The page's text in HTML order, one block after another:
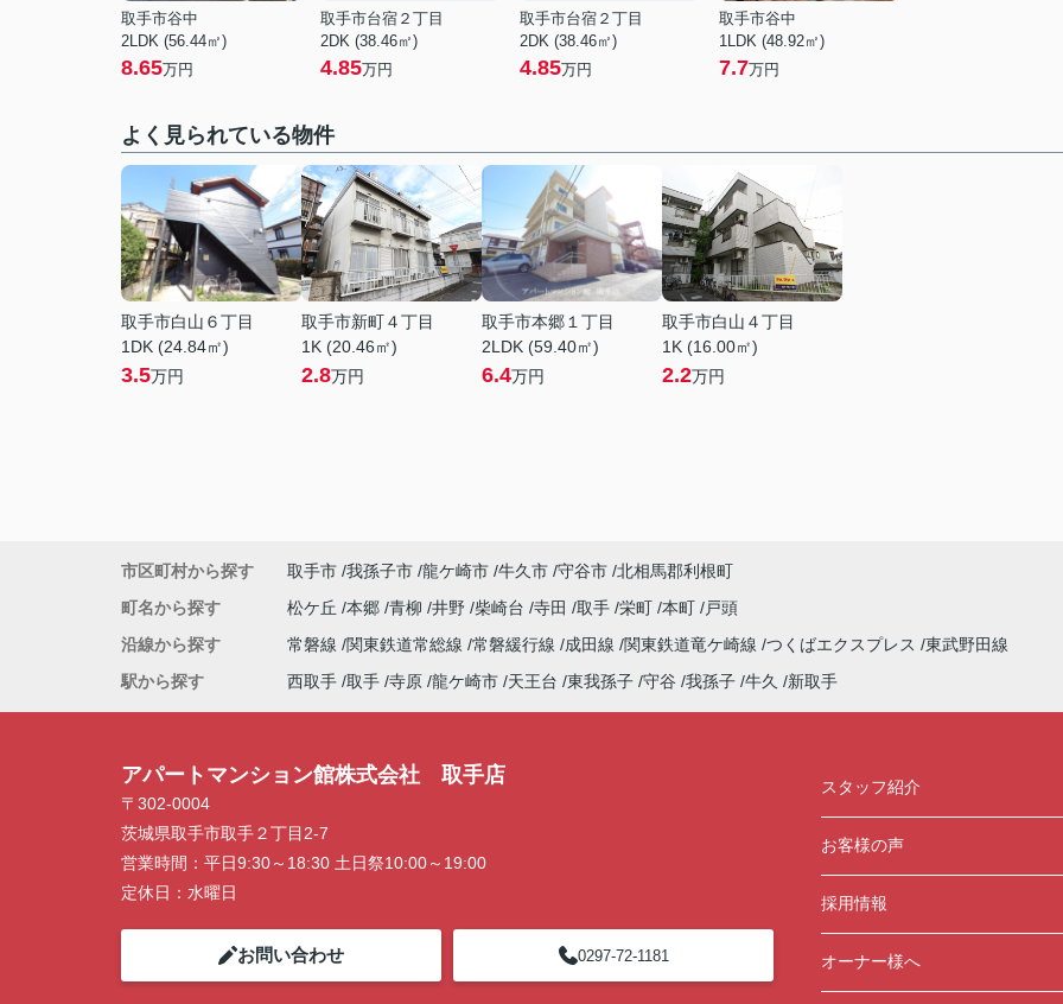
取手市谷中
2LDK (56.44㎡)
8.65万円
取手市台宿２丁目
2DK (38.46㎡)
4.85万円
取手市台宿２丁目
2DK (38.46㎡)
4.85万円
取手市谷中
1LDK (48.92㎡)
7.7万円
よく見られている物件
取手市白山６丁目
1DK (24.84㎡)
3.5万円
取手市新町４丁目
1K (20.46㎡)
2.8万円
取手市本郷１丁目
2LDK (59.40㎡)
6.4万円
取手市白山４丁目
1K (16.00㎡)
2.2万円
市区町村から探す 取手市 我孫子市 龍ケ崎市 牛久市 守谷市 北相馬郡利根町
町名から探す
松ケ丘 本郷 青柳 井野 柴崎台 寺田 取手 栄町 本町
戸頭
沿線から探す
常磐線 関東鉄道常総線 常磐緩行線 成田線 関東鉄道竜ケ崎線 つくばエクスプレス
東武野田線
駅から探す
西取手 取手 寺原 龍ケ崎市 天王台 東我孫子 守谷 我孫子 牛久 新取手
アパートマンション館株式会社 取手店
〒302-0004
茨城県取手市取手２丁目2-7
営業時間： 平日9:30～18:30 土日祭10:00～19:00
定休日： 水曜日
お問い合わせ 0297-72-1181
スタッフ紹介
お客様の声
採用情報
オーナー様へ